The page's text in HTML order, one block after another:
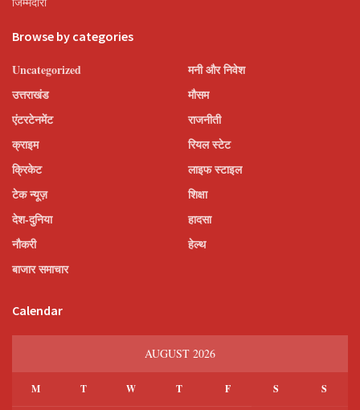
Browse by categories
Uncategorized
उत्तराखंड
एंटरटेनमेंट
क्राइम
क्रिकेट
टेक न्यूज़
देश-दुनिया
नौकरी
बाजार समाचार
मनी और निवेश
मौसम
राजनीती
रियल स्टेट
लाइफ स्टाइल
शिक्षा
हादसा
हेल्थ
Calendar
AUGUST 2026
M T W T F S S